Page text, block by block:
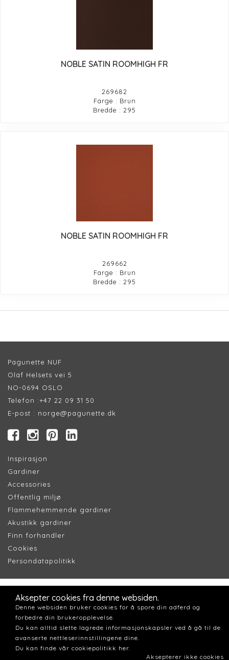
NOBLE SATIN ROOMHIGH FR
269682
Farge : Brun
Bredde : 295
NOBLE SATIN ROOMHIGH FR
269662
Farge : Brun
Bredde : 295
Pagunette NUF
Olaf Helsets vei 5
NO-0694 OSLO
Telefon :+47 22 09 31 50
E-post : norge@pagunette.dk
Inspirasjon
Gardiner
Accessories
Offentlig miljø
Flammehemmende gardiner
Akustikk gardiner
Finn forhandler
Cookies
Persondatapolitikk
Aksepter cookies fra denne websiden.
Denne websiden bruker cookies for å spore din adferd og
forbedre din brukeropplevelse.
Du kan alltid slette lagrede informasjonskapsler ved å gå til de
avanserte nettleserinnstillingene dine.
Du kan finde vår cookiepolitikk her.
Aksepterer ikke cookies